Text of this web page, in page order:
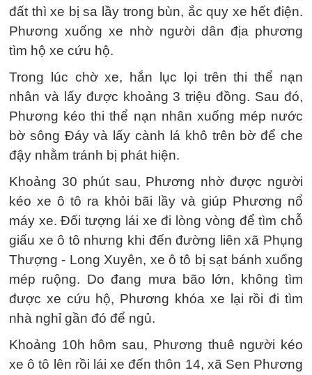
đất thì xe bị sa lầy trong bùn, ắc quy xe hết điện.
Phương xuống xe nhờ người dân địa phương
tìm hộ xe cứu hộ.
Trong lúc chờ xe, hắn lục lọi trên thi thể nạn
nhân và lấy được khoảng 3 triệu đồng. Sau đó,
Phương kéo thi thể nạn nhân xuống mép nước
bờ sông Đáy và lấy cành lá khô trên bờ để che
đậy nhằm tránh bị phát hiện.
Khoảng 30 phút sau, Phương nhờ được người
kéo xe ô tô ra khỏi bãi lầy và giúp Phương nổ
máy xe. Đối tượng lái xe đi lòng vòng để tìm chỗ
giấu xe ô tô nhưng khi đến đường liên xã Phụng
Thượng - Long Xuyên, xe ô tô bị sạt bánh xuống
mép ruộng. Do đang mưa bão lớn, không tìm
được xe cứu hộ, Phương khóa xe lại rồi đi tìm
nhà nghỉ gần đó để ngủ.
Khoảng 10h hôm sau, Phương thuê người kéo
xe ô tô lên rồi lái xe đến thôn 14, xã Sen Phương